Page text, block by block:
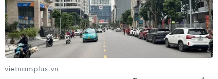
trong mùa dịch cyclosporiasis
04/08/2026 07:11
của con người
vietnamplus.vn